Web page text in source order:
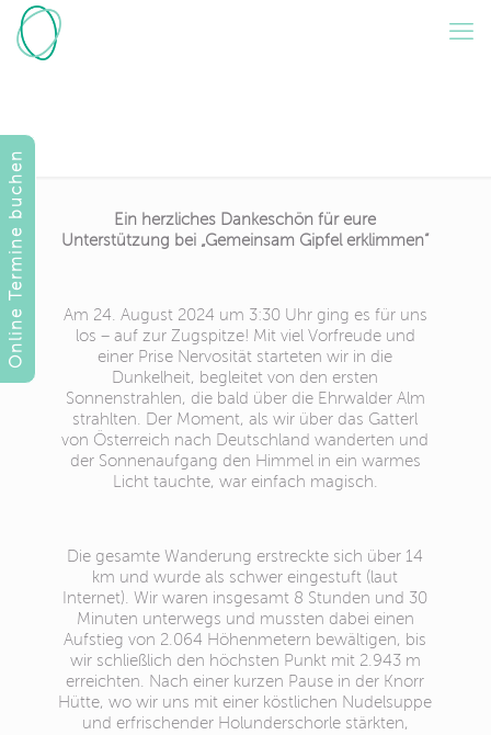
Ein herzliches Dankeschön für eure
Unterstützung bei „Gemeinsam Gipfel erklimmen“
Am 24. August 2024 um 3:30 Uhr ging es für uns
los – auf zur Zugspitze! Mit viel Vorfreude und
einer Prise Nervosität starteten wir in die
Dunkelheit, begleitet von den ersten
Sonnenstrahlen, die bald über die Ehrwalder Alm
strahlten. Der Moment, als wir über das Gatterl
von Österreich nach Deutschland wanderten und
der Sonnenaufgang den Himmel in ein warmes
Licht tauchte, war einfach magisch.
Die gesamte Wanderung erstreckte sich über 14
km und wurde als schwer eingestuft (laut
Internet). Wir waren insgesamt 8 Stunden und 30
Minuten unterwegs und mussten dabei einen
Aufstieg von 2.064 Höhenmetern bewältigen, bis
wir schließlich den höchsten Punkt mit 2.943 m
erreichten. Nach einer kurzen Pause in der Knorr
Hütte, wo wir uns mit einer köstlichen Nudelsuppe
und erfrischender Holunderschorle stärkten,
Online Termine buchen